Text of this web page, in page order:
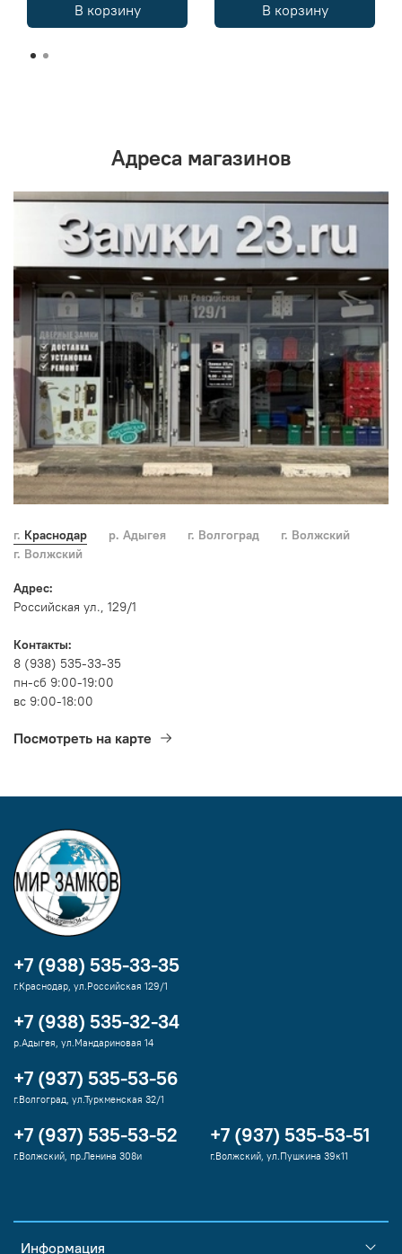
В корзину В корзину
Адреса магазинов
г. Краснодар р. Адыгея г. Волгоград
г. Волжский
г. Волжский
Адрес:
Российская ул., 129/1
Контакты:
8 (938) 535-33-35
пн-сб 9:00-19:00
вс 9:00-18:00
Посмотреть на карте
Информация
+7 (938) 535-33-35
г.Краснодар, ул.Российская 129/1
+7 (938) 535-32-34
р.Адыгея, ул.Мандариновая 14
+7 (937) 535-53-56
г.Волгоград, ул.Туркменская 32/1
+7 (937) 535-53-52
г.Волжский, пр.Ленина 308и
+7 (937) 535-53-51
г.Волжский, ул.Пушкина 39к11